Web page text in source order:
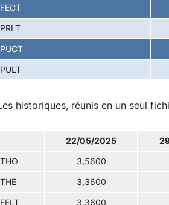
FECT
PRLT
PUCT
PULT
historiques, réunis en un seul
22/05/2025
THO 3,5600
THE 3,3600
FELT 3,3600